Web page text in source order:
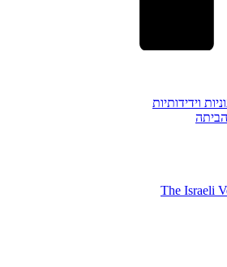
וידידותיות
הביתה
The Israeli